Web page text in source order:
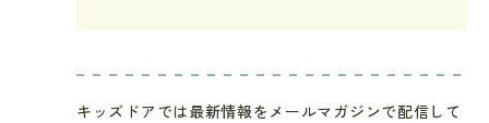
キッズドアでは最新情報をメールマガジンで配信して